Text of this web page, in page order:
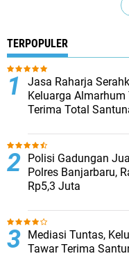
TERPOPULER
Jasa Raharja
Keluarga
Terima Total
Polisi Gadungan
Polres Banjarbaru,
Rp5,3 Juta
Mediasi Tuntas,
Tawar Terima